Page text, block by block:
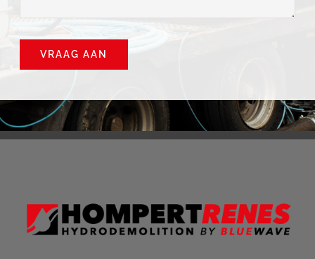
VRAAG AAN